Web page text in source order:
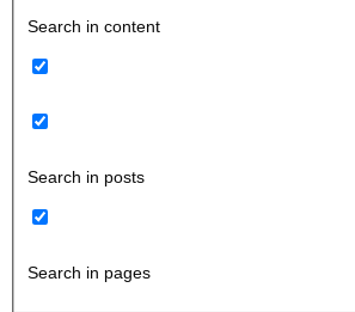
Search in content
Search in posts
Search in pages